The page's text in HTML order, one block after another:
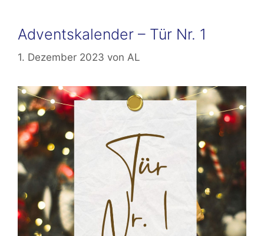
Adventskalender – Tür Nr. 1
1. Dezember 2023 von AL